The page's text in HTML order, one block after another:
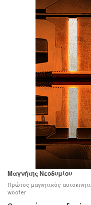
Μαγνήτης Νεοδυμίου
Πρώτος μαγνητικός
woofer